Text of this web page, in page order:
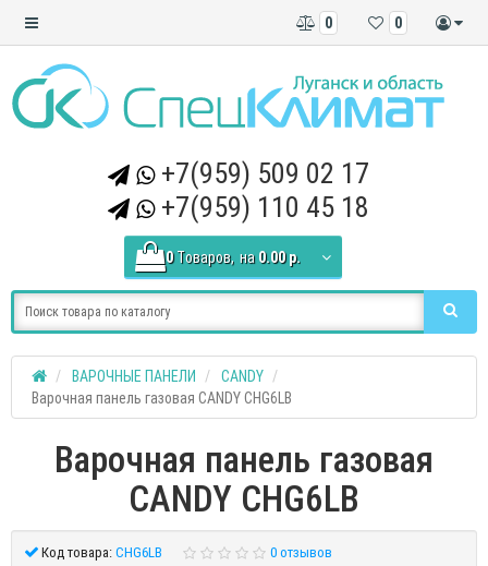
0
0
+7(959) 509 02 17
+7(959) 110 45 18
0 Tоваров, на 0.00 р.
ВАРОЧНЫЕ ПАНЕЛИ
CANDY
Варочная панель газовая CANDY CHG6LB
Варочная панель газовая
CANDY CHG6LB
Код товара: CHG6LB 0 отзывов